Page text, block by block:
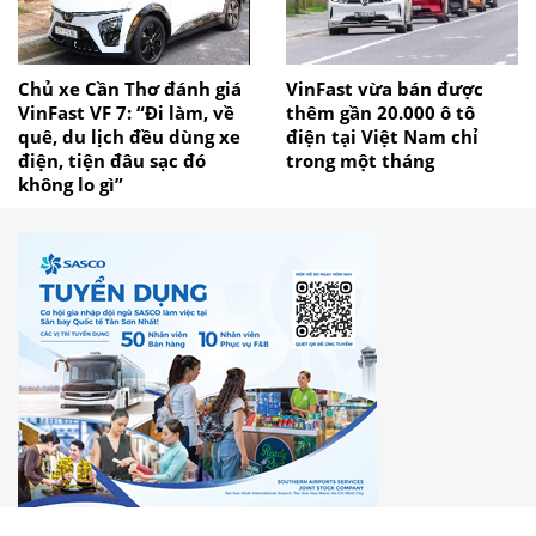
Chủ xe Cần Thơ đánh giá
VinFast VF 7: “Đi làm, về
quê, du lịch đều dùng xe
điện, tiện đâu sạc đó
không lo gì”
VinFast vừa bán được
thêm gần 20.000 ô tô
điện tại Việt Nam chỉ
trong một tháng